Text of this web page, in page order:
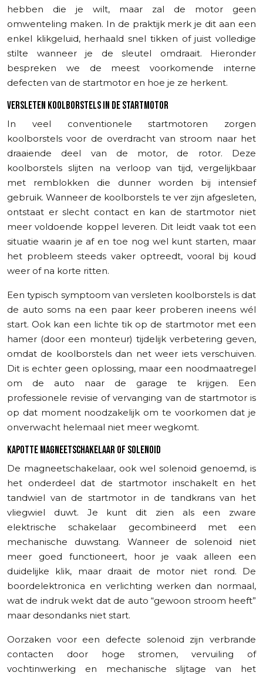
hebben die je wilt, maar zal de motor geen
omwenteling maken. In de praktijk merk je dit aan een
enkel klikgeluid, herhaald snel tikken of juist volledige
stilte wanneer je de sleutel omdraait. Hieronder
bespreken we de meest voorkomende interne
defecten van de startmotor en hoe je ze herkent.
VERSLETEN KOOLBORSTELS IN DE STARTMOTOR
In veel conventionele startmotoren zorgen
koolborstels voor de overdracht van stroom naar het
draaiende deel van de motor, de rotor. Deze
koolborstels slijten na verloop van tijd, vergelijkbaar
met remblokken die dunner worden bij intensief
gebruik. Wanneer de koolborstels te ver zijn afgesleten,
ontstaat er slecht contact en kan de startmotor niet
meer voldoende koppel leveren. Dit leidt vaak tot een
situatie waarin je af en toe nog wel kunt starten, maar
het probleem steeds vaker optreedt, vooral bij koud
weer of na korte ritten.
Een typisch symptoom van versleten koolborstels is dat
de auto soms na een paar keer proberen ineens wél
start. Ook kan een lichte tik op de startmotor met een
hamer (door een monteur) tijdelijk verbetering geven,
omdat de koolborstels dan net weer iets verschuiven.
Dit is echter geen oplossing, maar een noodmaatregel
om de auto naar de garage te krijgen. Een
professionele revisie of vervanging van de startmotor is
op dat moment noodzakelijk om te voorkomen dat je
onverwacht helemaal niet meer wegkomt.
KAPOTTE MAGNEETSCHAKELAAR OF SOLENOID
De magneetschakelaar, ook wel solenoid genoemd, is
het onderdeel dat de startmotor inschakelt en het
tandwiel van de startmotor in de tandkrans van het
vliegwiel duwt. Je kunt dit zien als een zware
elektrische schakelaar gecombineerd met een
mechanische duwstang. Wanneer de solenoid niet
meer goed functioneert, hoor je vaak alleen een
duidelijke klik, maar draait de motor niet rond. De
boordelektronica en verlichting werken dan normaal,
wat de indruk wekt dat de auto “gewoon stroom heeft”
maar desondanks niet start.
Oorzaken voor een defecte solenoid zijn verbrande
contacten door hoge stromen, vervuiling of
vochtinwerking en mechanische slijtage van het